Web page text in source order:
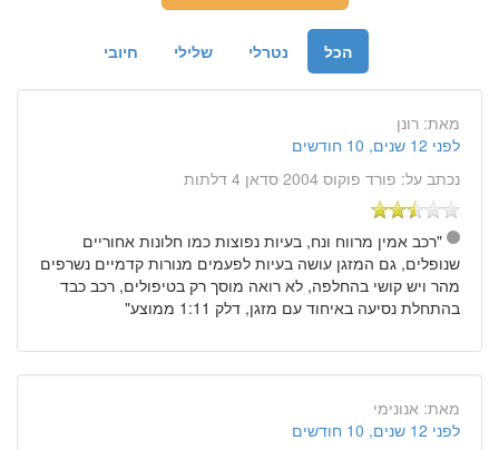
חיובי שלילי נטרלי הכל
מאת: רונן
לפני 12 שנים, 10 חודשים
נכתב על: פורד פוקוס 2004 סדאן 4 דלתות
"רכב אמין מרווח ונח, בעיות נפוצות כמו חלונות אחוריים
שנופלים, גם המזגן עושה בעיות לפעמים מנורות קדמיים נשרפים
מהר ויש קושי בהחלפה, לא רואה מוסך רק בטיפולים, רכב כבד
בהתחלת נסיעה באיחוד עם מזגן, דלק 1:11 ממוצע"
מאת: אנונימי
לפני 12 שנים, 10 חודשים